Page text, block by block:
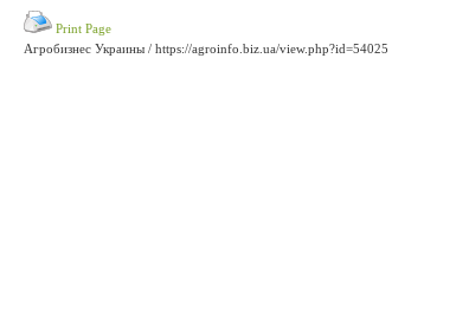
Print Page
Агробизнес Украины / https://agroinfo.biz.ua/view.php?id=54025